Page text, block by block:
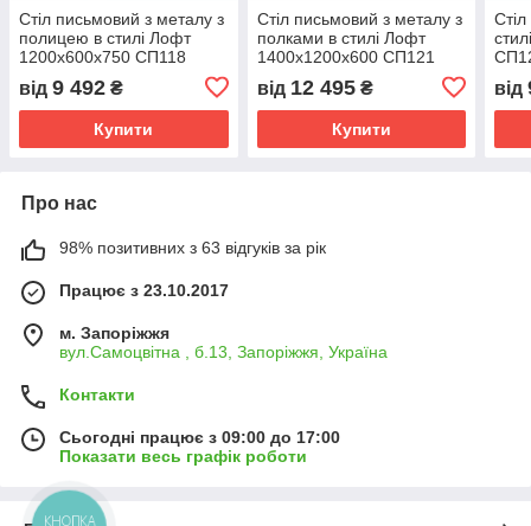
Стіл письмовий з металу з
полицею в стилі Лофт
1200х600х750 СП118
від 9 492 ₴
Купити
Стіл письмовий з металу з
полками в стилі Лофт
1400х1200х600 СП121
від 12 495₴
Купити
від
Про нас
98% позитивних з 63 відгуків за рік
Працює з 23.10.2017
м. Запоріжжя
вул.Самоцвітна , б.13, Запоріжжя, Україна
Контакти
Сьогодні працює з 09:00 до 17:00
Показати весь графік роботи
КНОПКА